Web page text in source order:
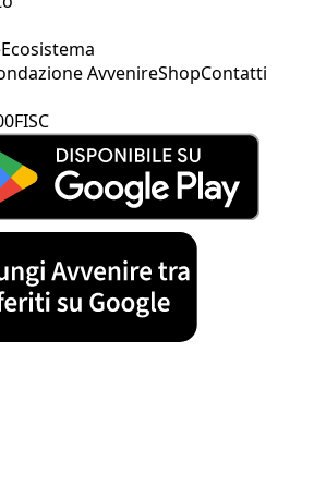
Ecosistema
AvvenireShopContatti
FISC